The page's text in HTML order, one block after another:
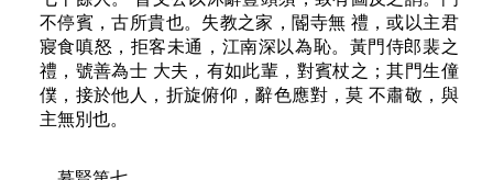
不停賓，古所貴也。失教之家，閽寺無 禮，或以主君
寢食嗔怒，拒客未通，江南深以為恥。黃門侍郎裴之
禮，號善為士 大夫，有如此輩，對賓杖之；其門生僮
僕，接於他人，折旋俯仰，辭色應對，莫 不肅敬，與
主無別也。